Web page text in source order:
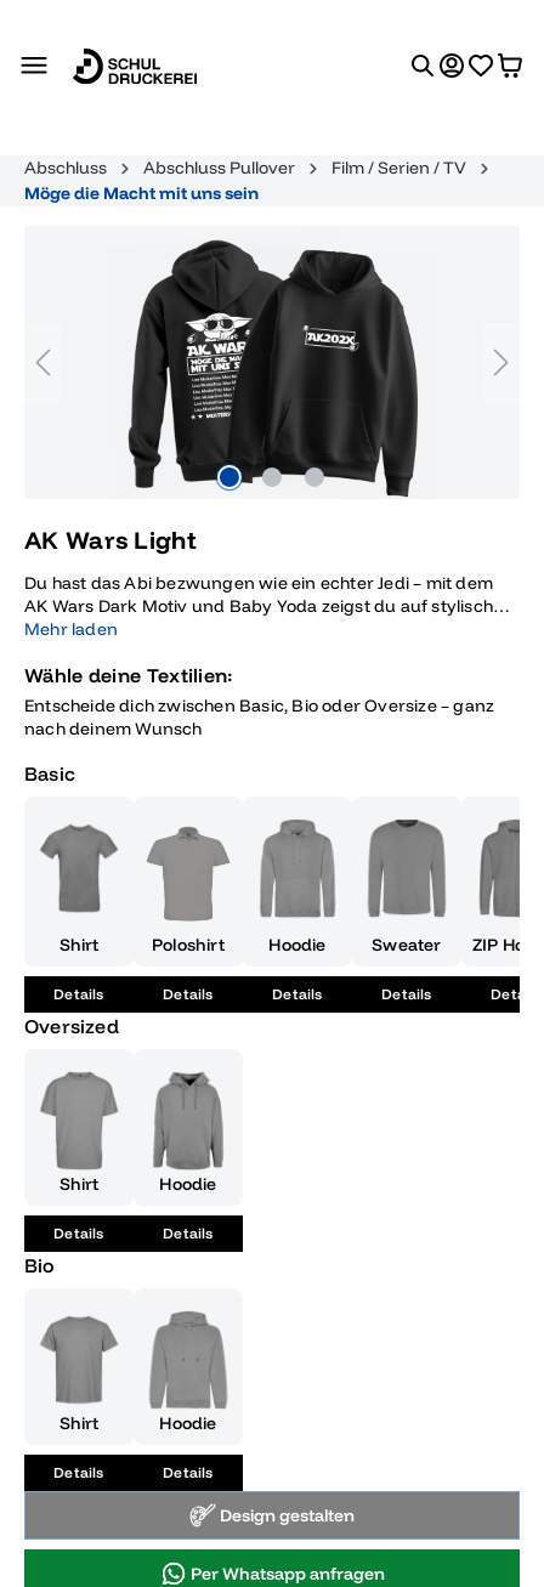
Abschluss Abschluss Pullover
Film / Serien / TV
Möge die Macht mit uns sein
Bildergalerie überspringen
AK Wars Light
Du hast das Abi bezwungen wie ein echter Jedi – mit dem
AK Wars Dark Motiv und Baby Yoda zeigst du auf stylische
Weise, dass du bereit bist fürs nächste Level und dein
ein echtes Abenteuer.
Mehr laden
Wähle deine Textilien:
Entscheide dich zwischen Basic, Bio oder Oversize – ganz
nach deinem Wunsch
Basic
Shirt
Details
Poloshirt
Details
Hoodie
Details
Sweater
Details
ZIP
Details
Oversized
Shirt
Details
Hoodie
Details
Bio
Shirt
Details
Hoodie
Details
Design gestalten
Per Whatsapp anfragen